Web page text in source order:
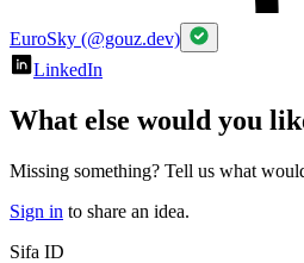
EuroSky (@gouz.dev)
LinkedIn
What else would you
Missing something? Tell us what
Sign in to share an idea.
Sifa ID